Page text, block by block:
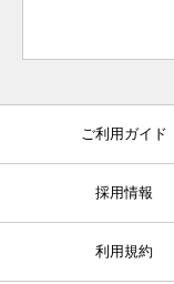
ご利用ガイド
採用情報
利用規約